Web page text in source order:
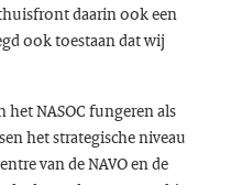
daarin ook een
ook toestaan dat wij
het NASOC fungeren als
het strategische niveau
van de NAVO en de